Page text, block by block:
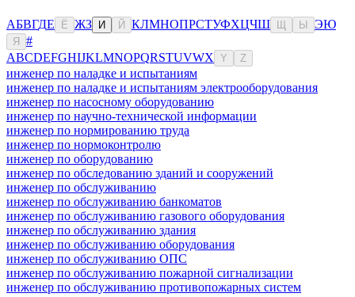
АБВГДЕ Ё ЖЗ И Й КЛМНОПРСТУФХЦЧШ Ы ЭЮ
Я
#
ABCDEFGHIJKLMNOPQRSTUVWX Y Z
инженер по наладке и испытаниям
инженер по наладке и испытаниям электрооборудования
инженер по насосному оборудованию
инженер по научно-технической информации
инженер по нормированию труда
инженер по нормоконтролю
инженер по оборудованию
инженер по обследованию зданий и сооружений
инженер по обслуживанию
инженер по обслуживанию банкоматов
инженер по обслуживанию газового оборудования
инженер по обслуживанию здания
инженер по обслуживанию оборудования
инженер по обслуживанию ОПС
инженер по обслуживанию пожарной сигнализации
инженер по обслуживанию противопожарных систем